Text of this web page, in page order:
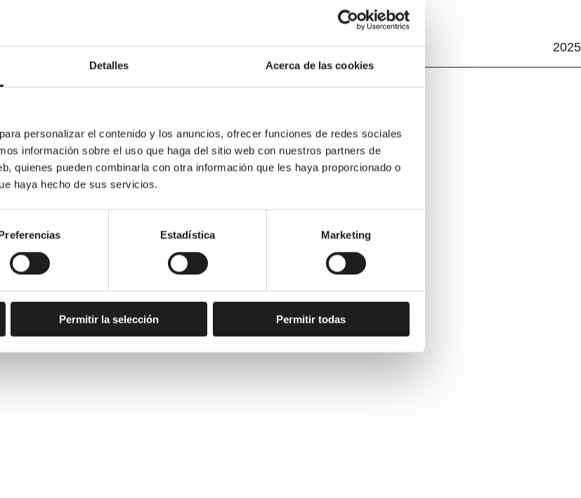
Detalles Acerca de las cookies
personalizar el contenido y los anuncios, ofrecer funciones de redes sociales
información sobre el uso que haga del sitio web con nuestros partners de
quienes pueden combinarla con otra información que les haya proporcionado o
haya hecho de sus servicios.
Estadística Marketing
Permitir la selección Permitir todas
2025